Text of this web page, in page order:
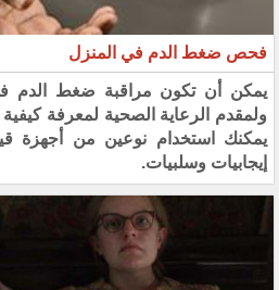
فحص ضغط الدم في المنزل
يمكن أن تكون مراقبة ضغط الدم
ولمقدم الرعاية الصحية لمعرفة
يمكنك استخدام نوعين من أجهزة
إيجابيات وسلبيات.